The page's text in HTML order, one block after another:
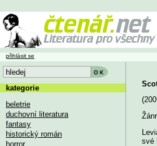
své
přihlásit se
kategorie
beletrie
duchovní literatura
fantasy
historický román
horror